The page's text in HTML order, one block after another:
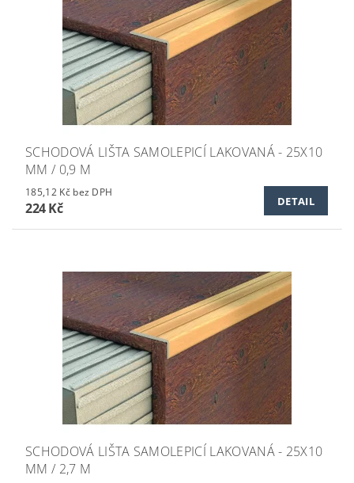
SCHODOVÁ LIŠTA SAMOLEPICÍ LAKOVANÁ - 25X10
MM / 0,9 M
185,12 Kč bez DPH
224 Kč DETAIL
SCHODOVÁ LIŠTA SAMOLEPICÍ LAKOVANÁ - 25X10
MM / 2,7 M